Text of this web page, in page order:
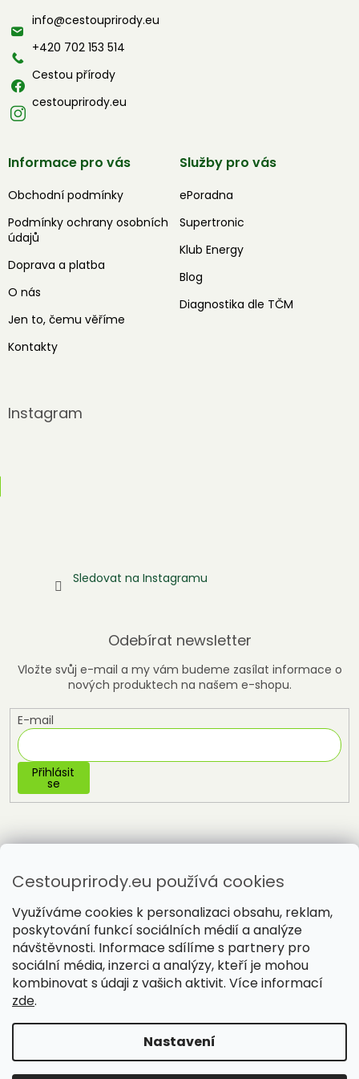
Cestouprirody.eu používá cookies
Využíváme cookies k personalizaci obsahu, reklam,
poskytování funkcí sociálních médií a analýze
návštěvnosti. Informace sdílíme s partnery pro
sociální média, inzerci a analýzy, kteří je mohou
kombinovat s údaji z vašich aktivit. Více informací
zde.
Nastavení
t info@cestouprirody.eu
+420 702 153 514
Cestou přírody
cestouprirody.eu
Informace pro vás
Obchodní podmínky
Podmínky ochrany osobních
údajů
Doprava a platba
O nás
Jen to, čemu věříme
Kontakty
Služby pro vás
ePoradna
Supertronic
Klub Energy
Blog
Diagnostika dle TČM
Instagram
Sledovat na Instagramu
Odebírat newsletter
Vložte svůj e-mail a my vám budeme zasílat informace o
nových produktech na našem e-shopu.
E-mail
Přihlásit
se
Vytvořil Shoptet
Copyright 2026